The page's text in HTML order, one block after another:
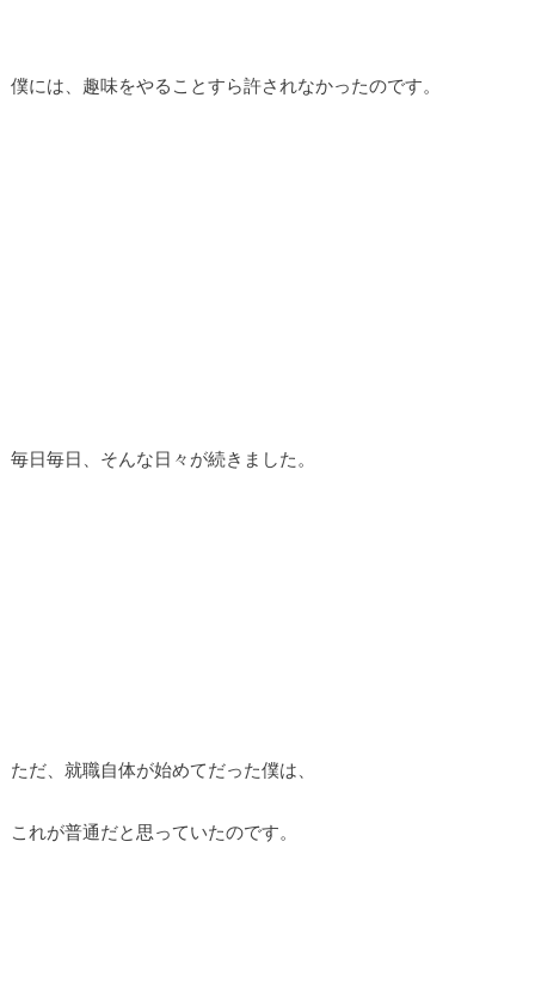
僕には、趣味をやることすら許されなかったのです。
毎日毎日、そんな日々が続きました。
ただ、就職自体が始めてだった僕は、
これが普通だと思っていたのです。